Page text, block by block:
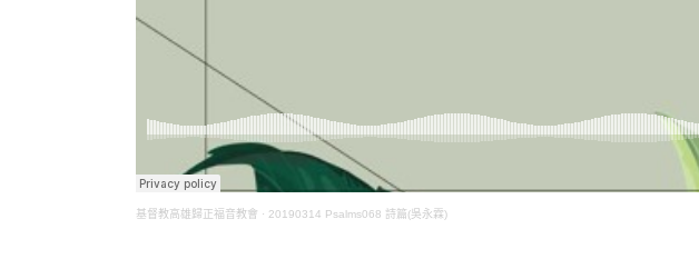
基督教高雄歸正福音教會 · 20190314 Psalms068 詩篇(吳永霖)